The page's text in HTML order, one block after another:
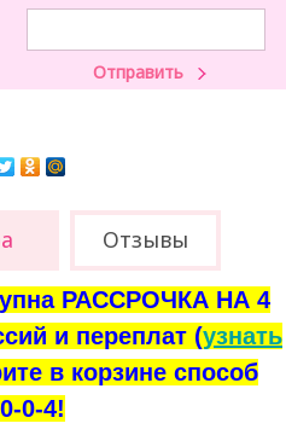
Отзывы
РАССРОЧКА НА 4
и переплат (узнать
в корзине способ
0-4!